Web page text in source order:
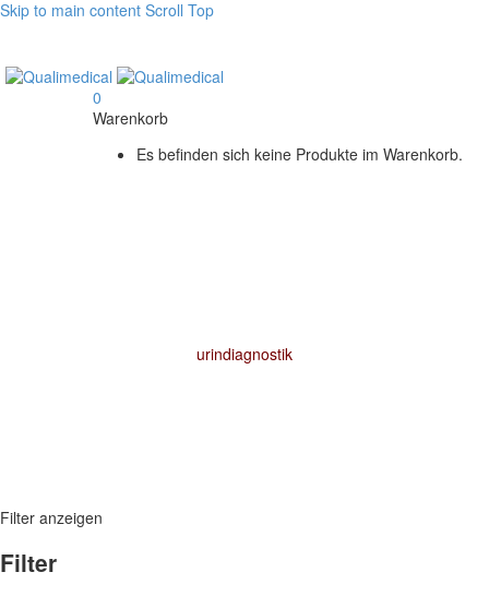
Skip to main content Scroll Top
0
Warenkorb
Es befinden sich keine Produkte im Warenkorb.
urindiagnostik
Filter anzeigen
Filter